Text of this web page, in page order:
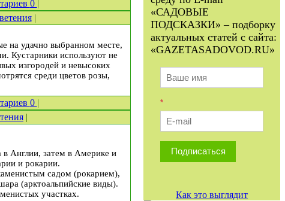
0 |
|
на удачно выбранном месте,
Кустарники используют не
изгородей и невысоких
среди цветов розы,
0 |
|
в Англии, затем в Америке и
и рокарии.
садом (рокарием),
(аркто­альпийские виды).
участках.
«САДОВЫЕ
ПОДСКАЗКИ» – подборку
актуальных статей с сайта:
«GAZETASADOVOD.RU»
*
Подписаться
Как это выглядит